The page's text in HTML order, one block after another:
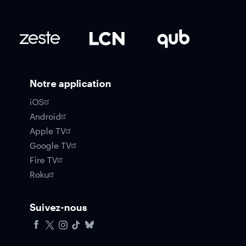
Notre application
iOS
Android
Apple TV
Google TV
Fire TV
Roku
Suivez-nous